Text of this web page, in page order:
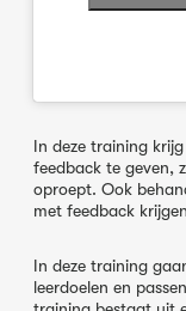
In deze training
feedback te geven,
oproept. Ook
met feedback
In deze training
leerdoelen en